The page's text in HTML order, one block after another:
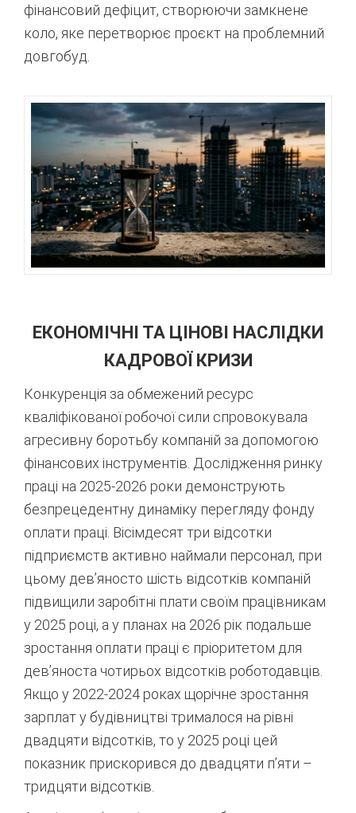
фінансовий дефіцит, створюючи замкнене
коло, яке перетворює проєкт на проблемний
довгобуд
ЕКОНОМІЧНІ ТА ЦІНОВІ НАСЛІДКИ
КАДРОВОЇ КРИЗИ
Конкуренція за обмежений ресурс
кваліфікованої робочої сили спровокувала
агресивну боротьбу компаній за допомогою
фінансових інструментів. Дослідження ринку
праці на 2025-2026 роки демонструють
безпрецедентну динаміку перегляду фонду
оплати праці. Вісімдесят три відсотки
підприємств активно наймали персонал, при
цьому дев’яносто шість відсотків компаній
підвищили заробітні плати своїм працівникам
у 2025 році, а у планах на 2026 рік подальше
зростання оплати праці є пріоритетом для
дев’яноста чотирьох відсотків роботодавців
Якщо у 2022-2024 роках щорічне зростання
зарплат у будівництві трималося на рівні
двадцяти відсотків, то у 2025 році цей
показник прискорився до двадцяти п’яти –
тридцяти відсотків